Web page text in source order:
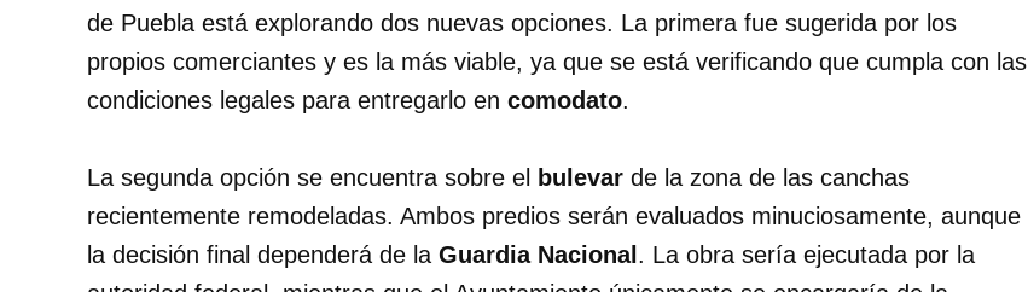
de Puebla está explorando dos nuevas opciones. La primera fue sugerida por los
propios comerciantes y es la más viable, ya que se está verificando que cumpla con las
condiciones legales para entregarlo en comodato.
La segunda opción se encuentra sobre el bulevar de la zona de las canchas
recientemente remodeladas. Ambos predios serán evaluados minuciosamente, aunque
la decisión final dependerá de la Guardia Nacional . La obra sería ejecutada por la